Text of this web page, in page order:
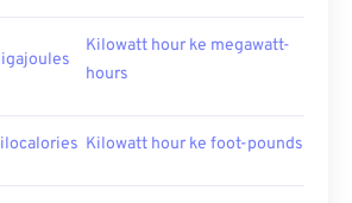
Kilowatt hour ke megawatt-
hours
Kilowatt hour ke foot-pounds